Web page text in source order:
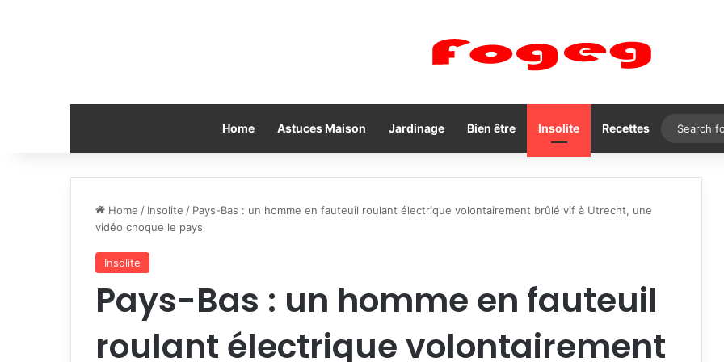
Home Astuces Maison Jardinage Bien être Insolite Recettes
Home / Insolite / Pays-Bas : un homme en fauteuil roulant électrique volontairement brûlé vif à Utrecht, une
vidéo choque le pays
Insolite
Pays-Bas : un homme en fauteuil
roulant électrique volontairement